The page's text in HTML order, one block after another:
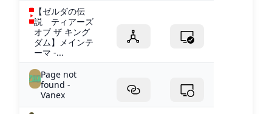
【ゼルダの伝
説 ティアーズ
オブ ザ キング
ダム】メインテ
ーマ -...
Page not
found -
Vanex